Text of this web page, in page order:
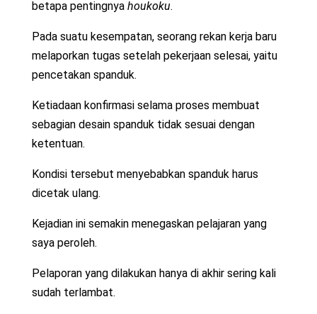
betapa pentingnya houkoku.
Pada suatu kesempatan, seorang rekan kerja baru
melaporkan tugas setelah pekerjaan selesai, yaitu
pencetakan spanduk.
Ketiadaan konfirmasi selama proses membuat
sebagian desain spanduk tidak sesuai dengan
ketentuan.
Kondisi tersebut menyebabkan spanduk harus
dicetak ulang.
Kejadian ini semakin menegaskan pelajaran yang
saya peroleh.
Pelaporan yang dilakukan hanya di akhir sering kali
sudah terlambat.